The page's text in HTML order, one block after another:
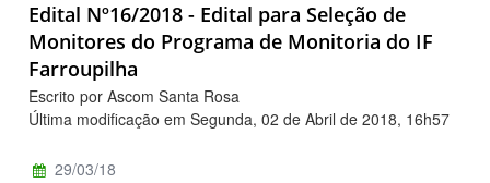
Edital Nº16/2018 - Edital para Seleção de
Monitores do Programa de Monitoria do IF
Farroupilha
Escrito por Ascom Santa Rosa
Última modificação em Segunda, 02 de Abril de 2018, 16h57
29/03/18